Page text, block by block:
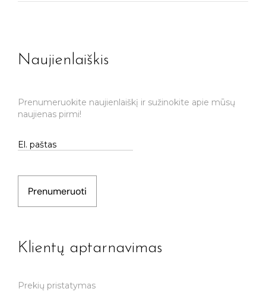
Naujienlaiškis
Prenumeruokite naujienlaiškį ir sužinokite apie mūsų
naujienas pirmi!
Prenumeruoti
Klientų aptarnavimas
Prekių pristatymas